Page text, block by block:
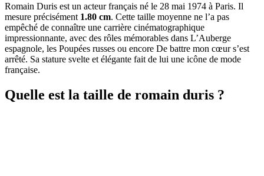
Romain Duris est un acteur français né le 28 mai 1974 à Paris. Il
mesure précisément 1.80 cm. Cette taille moyenne ne l’a pas
empêché de connaître une carrière cinématographique
impressionnante, avec des rôles mémorables dans L’Auberge
espagnole, les Poupées russes ou encore De battre mon cœur s’est
arrêté. Sa stature svelte et élégante fait de lui une icône de mode
française.
Quelle est la taille de romain duris ?